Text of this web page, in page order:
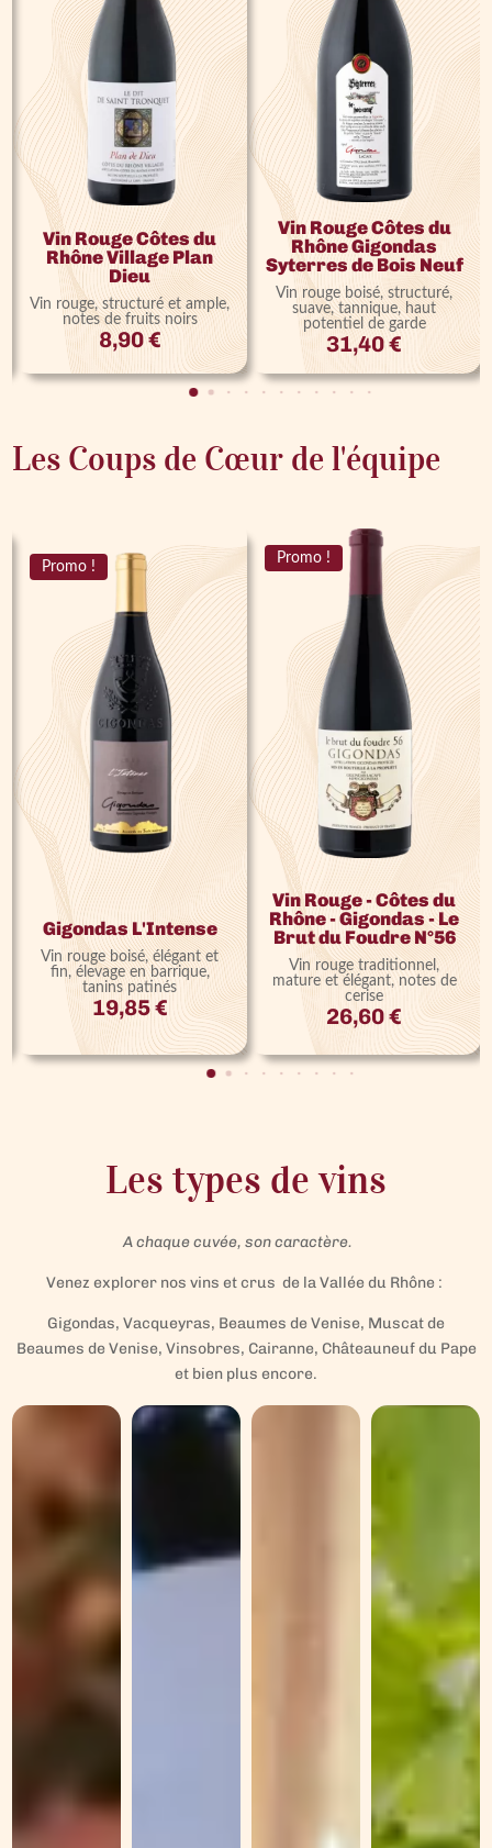
Vin Rouge Côtes du
Rhône Village Plan
Dieu
Vin rouge, structuré et ample,
notes de fruits noirs
8,90€
Vin Rouge Côtes du
Rhône Gigondas
Syterres de Bois Neuf
Vin rouge boisé, structuré,
suave, tannique, haut
potentiel de garde
31,40€
Les Coups de Cœur de l'équipe
Promo !
Gigondas L'Intense
Vin rouge boisé, élégant et
fin, élevage en barrique,
tanins patinés
19,85€
Promo !
Vin Rouge - Côtes du
Rhône - Gigondas - Le
Brut du Foudre N°56
Vin rouge traditionnel,
mature et élégant, notes de
cerise
26,60€
Les types de vins
A chaque cuvée, son caractère.
Venez explorer nos vins et crus de la Vallée du Rhône :
Gigondas, Vacqueyras, Beaumes de Venise, Muscat de
Beaumes de Venise, Vinsobres, Cairanne, Châteauneuf du Pape
et bien plus encore.